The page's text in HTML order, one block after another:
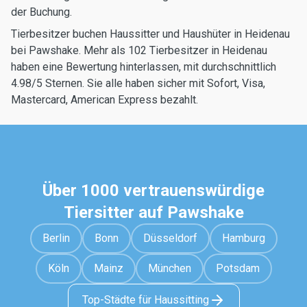
der Buchung.
Tierbesitzer buchen Haussitter und Haushüter in Heidenau
bei Pawshake. Mehr als 102 Tierbesitzer in Heidenau
haben eine Bewertung hinterlassen, mit durchschnittlich
4.98/5 Sternen. Sie alle haben sicher mit Sofort, Visa,
Mastercard, American Express bezahlt.
Über 1000 vertrauenswürdige
Tiersitter auf Pawshake
Berlin Bonn Düsseldorf Hamburg
Köln Mainz München Potsdam
Top-Städte für Haussitting